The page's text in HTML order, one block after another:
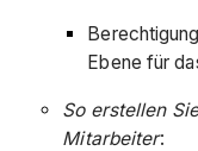
Ebene für
So erstellen
Mitarbeiter: